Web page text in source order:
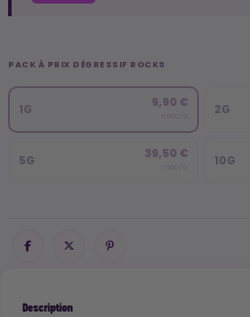
PACK À PRIX DÉGRESSIF ROCKS
1G 9,90 € 2G
5G 39,50 € 10G
Description